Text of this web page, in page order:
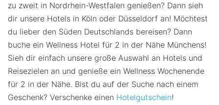
zu zweit in Nordrhein-Westfalen genießen? Dann sieh
dir unsere Hotels in Köln oder Düsseldorf an! Möchtest
du lieber den Süden Deutschlands bereisen? Dann
buche ein Wellness Hotel für 2 in der Nähe Münchens!
Sieh dir einfach unsere große Auswahl an Hotels und
Reisezielen an und genieße ein Wellness Wochenende
für 2 in der Nähe. Bist du auf der Suche nach einem
Geschenk? Verschenke einen Hotelgutschein!